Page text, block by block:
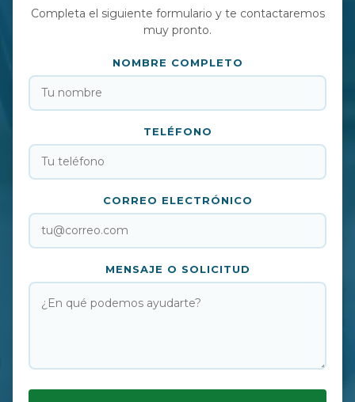
Completa el siguiente formulario y te contactaremos
muy pronto.
NOMBRE COMPLETO
TELÉFONO
CORREO ELECTRÓNICO
MENSAJE O SOLICITUD